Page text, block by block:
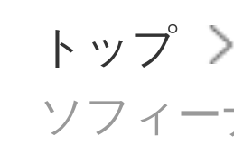
トップ
ソフィ